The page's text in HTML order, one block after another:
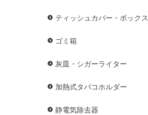
ティッシュカバー・ボックス
ゴミ箱
灰皿・シガーライター
加熱式タバコホルダー
静電気除去器